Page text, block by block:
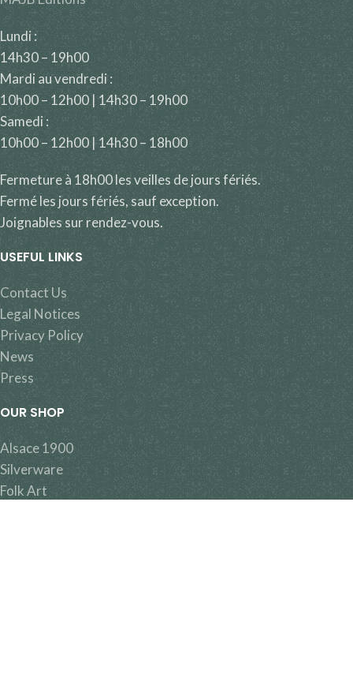
Lundi :
14h30 – 19h00
Mardi au vendredi :
10h00 – 12h00 | 14h30 – 19h00
Samedi :
10h00 – 12h00 | 14h30 – 18h00
Fermeture à 18h00 les veilles de jours fériés.
Fermé les jours fériés, sauf exception.
Joignables sur rendez-vous.
USEFUL LINKS
Contact Us
Legal Notices
Privacy Policy
News
Press
OUR SHOP
Alsace 1900
Silverware
Folk Art